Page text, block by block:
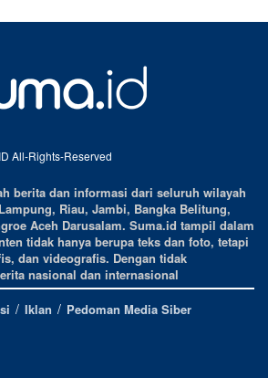
All-Rights-Reserved
berita dan informasi dari seluruh wilayah
Riau, Jambi, Bangka Belitung,
Aceh Darusalam. Suma.id tampil dalam
tidak hanya berupa teks dan foto, tetapi
dan videografis. Dengan tidak
nasional dan internasional
Iklan Pedoman Media Siber